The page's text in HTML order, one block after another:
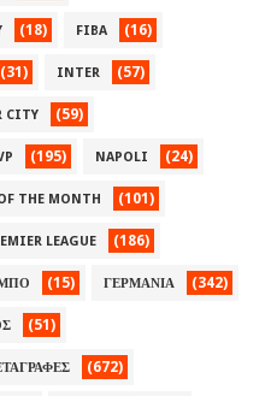
(18) FIBA (16)
(31) INTER (57)
CITY (59)
(195) NAPOLI (24)
THE MONTH (101)
LEAGUE (186)
(15) ΓΕΡΜΑΝΙΑ (342)
(51)
(672)